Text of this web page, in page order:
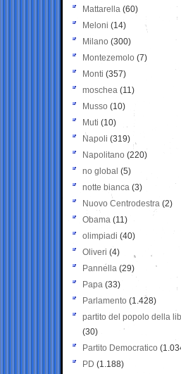
Mattarella (60)
Meloni (14)
Milano (300)
Montezemolo (7)
Monti (357)
moschea (11)
Musso (10)
Muti (10)
Napoli (319)
Napolitano (220)
no global (5)
notte bianca (3)
Nuovo Centrodestra (2)
Obama (11)
olimpiadi (40)
Oliveri (4)
Pannella (29)
Papa (33)
Parlamento (1.428)
partito del popolo della
(30)
Partito Democratico
PD (1.188)